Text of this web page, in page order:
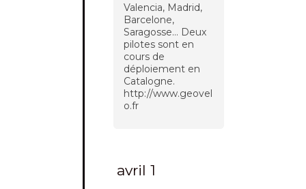
Valencia, Madrid,
Barcelone,
Saragosse… Deux
pilotes sont en
cours de
déploiement en
Catalogne.
http://www.geovel
o.fr
avril 1